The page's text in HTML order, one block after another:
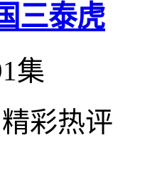
三泰虎
集
精彩热评